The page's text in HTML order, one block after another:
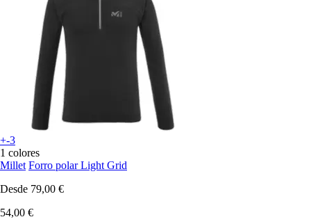
+-3
1 colores
Millet Forro polar Light Grid
Desde 79,00 €
54,00 €